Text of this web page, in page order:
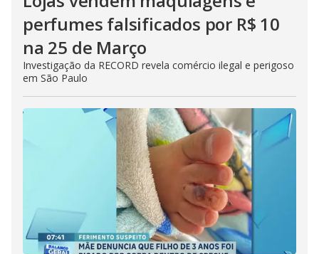
perfumes falsificados por R$ 10
na 25 de Março
Investigação da RECORD revela comércio ilegal e perigoso
em São Paulo